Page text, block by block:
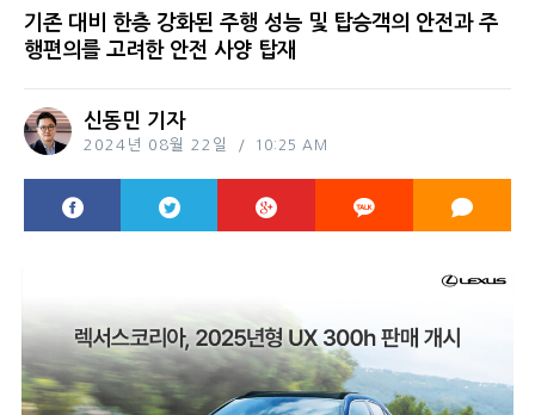
기존 대비 한층 강화된 주행 성능 및 탑승객의 안전과 주
행편의를 고려한 안전 사양 탑재
신동민 기자
2024년 08월 22일 10:25 AM